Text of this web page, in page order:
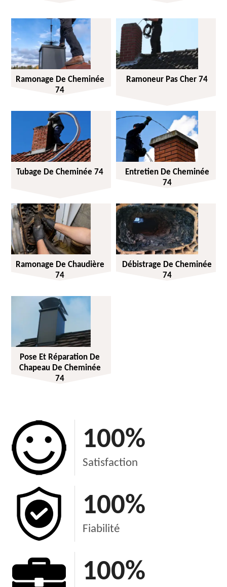
Ramonage De Cheminée
74
Ramoneur Pas Cher 74
Tubage De Cheminée 74
Entretien De Cheminée
74
Ramonage De Chaudière
74
Débistrage De Cheminée
74
Pose Et Réparation De
Chapeau De Cheminée
74
100%
Satisfaction
100%
Fiabilité
100%